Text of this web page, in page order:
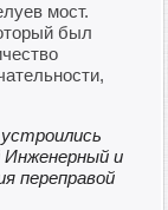
мост.
был
и
переправой